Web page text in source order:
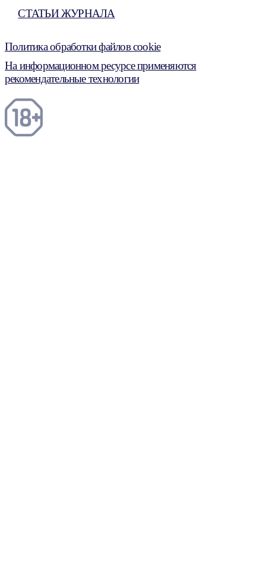
СТАТЬИ ЖУРНАЛА
Политика обработки файлов cookie
На информационном ресурсе применяются
рекомендательные технологии